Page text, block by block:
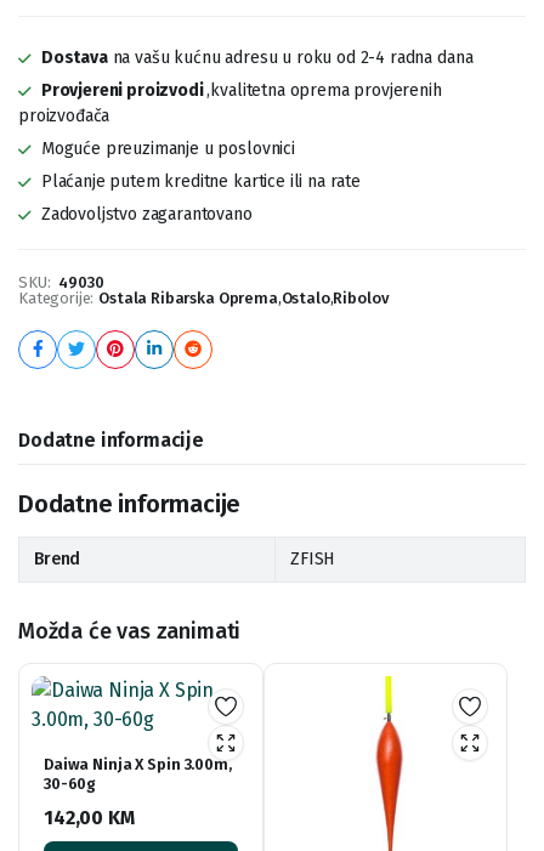
Dostavana vašu kućnu adresu u roku od 2-4 radna dana
Provjereni proizvodi,kvalitetna oprema provjerenih
proizvođača
Moguće preuzimanje u poslovnici
Plaćanje putem kreditne kartice ili na rate
Zadovoljstvo zagarantovano
SKU: 49030
Kategorije: Ostala Ribarska Oprema,Ostalo,Ribolov
Dodatne informacije
Dodatne informacije
Brend ZFISH
Možda će vas zanimati
Daiwa Ninja X Spin 3.00m,
30-60g
142,00 KM